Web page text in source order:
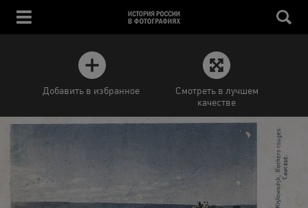
Добавить в избранное
Смотреть в лучшем
качестве